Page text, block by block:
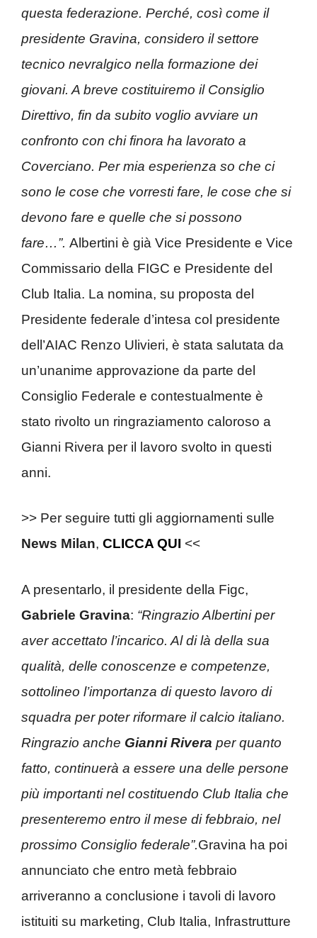
questa federazione. Perché, così come il
presidente Gravina, considero il settore
tecnico nevralgico nella formazione dei
giovani. A breve costituiremo il Consiglio
Direttivo, fin da subito voglio avviare un
confronto con chi finora ha lavorato a
Coverciano. Per mia esperienza so che ci
sono le cose che vorresti fare, le cose che si
devono fare e quelle che si possono
fare…”. Albertini è già Vice Presidente e Vice
Commissario della FIGC e Presidente del
Club Italia. La nomina, su proposta del
Presidente federale d’intesa col presidente
dell’AIAC Renzo Ulivieri, è stata salutata da
un’unanime approvazione da parte del
Consiglio Federale e contestualmente è
stato rivolto un ringraziamento caloroso a
Gianni Rivera per il lavoro svolto in questi
anni.
>> Per seguire tutti gli aggiornamenti sulle
News Milan, CLICCA QUI <<
A presentarlo, il presidente della Figc,
Gabriele Gravina: “Ringrazio Albertini per
aver accettato l’incarico. Al di là della sua
qualità, delle conoscenze e competenze,
sottolineo l’importanza di questo lavoro di
squadra per poter riformare il calcio italiano.
Ringrazio anche Gianni Rivera per quanto
fatto, continuerà a essere una delle persone
più importanti nel costituendo Club Italia che
presenteremo entro il mese di febbraio, nel
prossimo Consiglio federale”.Gravina ha poi
annunciato che entro metà febbraio
arriveranno a conclusione i tavoli di lavoro
istituiti su marketing, Club Italia, Infrastrutture